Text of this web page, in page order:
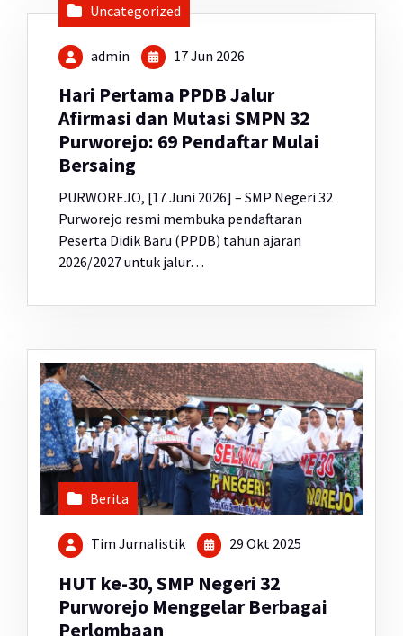
Uncategorized
admin 17 Jun 2026
Hari Pertama PPDB Jalur
Afirmasi dan Mutasi SMPN 32
Purworejo: 69 Pendaftar Mulai
Bersaing
PURWOREJO, [17 Juni 2026] – SMP Negeri 32
Purworejo resmi membuka pendaftaran
Peserta Didik Baru (PPDB) tahun ajaran
2026/2027 untuk jalur…
Berita
Tim Jurnalistik 29 Okt 2025
HUT ke-30, SMP Negeri 32
Purworejo Menggelar Berbagai
Perlombaan